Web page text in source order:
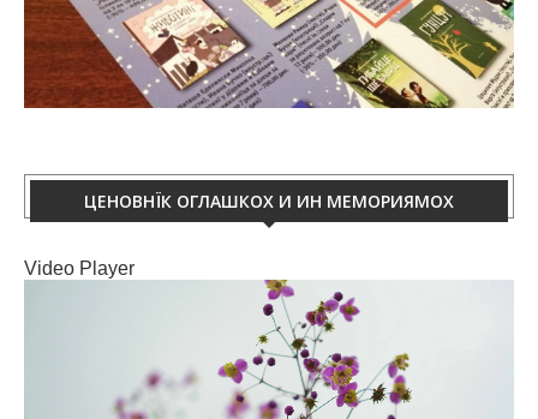
ЦЕНОВНЇК ОГЛАШКОХ И ИН МЕМОРИЯМОХ
Video Player